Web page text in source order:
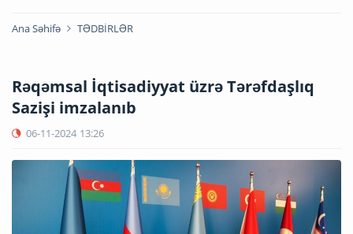
Ana Səhifə TƏDBİRLƏR
Rəqəmsal İqtisadiyyat üzrə Tərəfdaşlıq
Sazişi imzalanıb
06-11-2024 13:26